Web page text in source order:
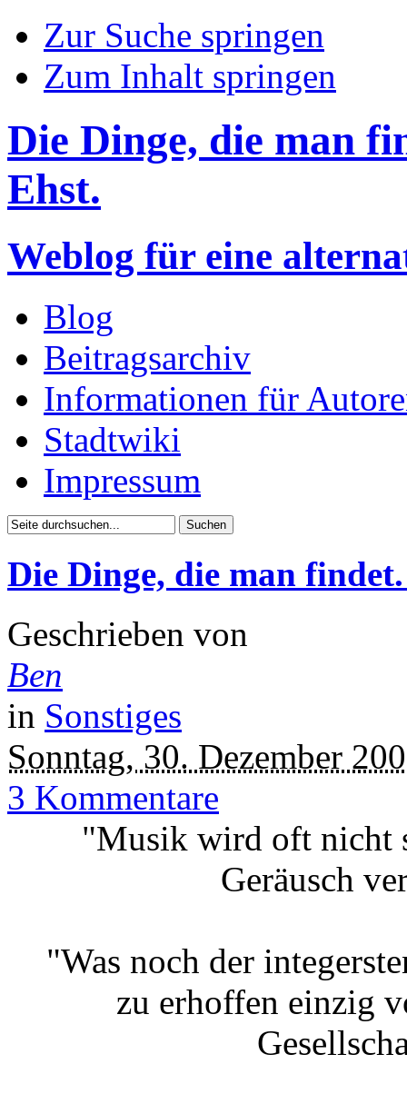
Zur Suche springen
Zum Inhalt springen
Die Dinge, die man
Ehst.
Weblog für eine
Blog
Beitragsarchiv
Informationen für
Stadtwiki
Impressum
Die Dinge, die man
Geschrieben von
Ben
in Sonstiges
Sonntag, 30. Dezember
3 Kommentare
"Musik wird oft nicht
Geräusch
"Was noch der
zu erhoffen einzig